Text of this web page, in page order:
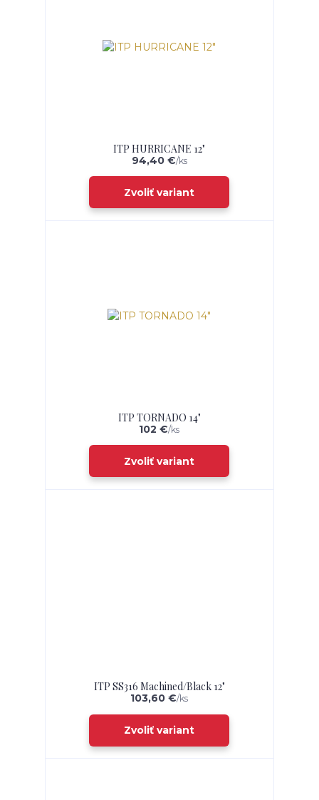
ITP HURRICANE 12"
94,40 €/ks
Zvoliť variant
ITP TORNADO 14"
102 €/ks
Zvoliť variant
ITP SS316 Machined/Black 12"
103,60 €/ks
Zvoliť variant